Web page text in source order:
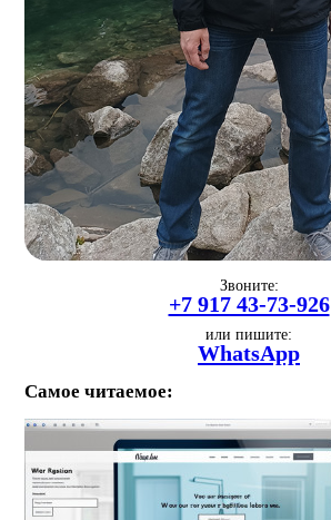
Звоните:
+7 917 43-73-926
или пишите:
WhatsApp
Самое читаемое: